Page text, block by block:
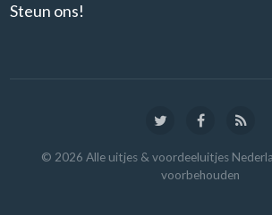
Steun ons!
© 2026 Alle uitjes & voordeeluitjes
voorbehouden